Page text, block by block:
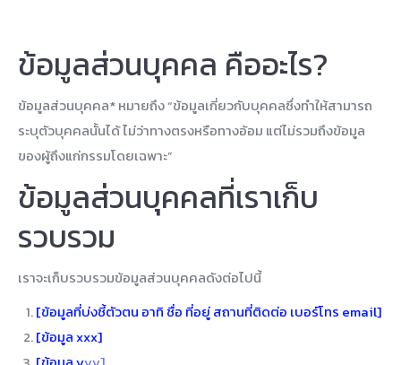
ข้อมูลส่วนบุคคล คืออะไร?
ข้อมูลส่วนบุคคล* หมายถึง “ข้อมูลเกี่ยวกับบุคคลซึ่งทำให้สามารถ
ระบุตัวบุคคลนั้นได้ ไม่ว่าทางตรงหรือทางอ้อม แต่ไม่รวมถึงข้อมูล
ของผู้ถึงแก่กรรมโดยเฉพาะ”
ข้อมูลส่วนบุคคลที่เราเก็บ
รวบรวม
เราจะเก็บรวบรวมข้อมูลส่วนบุคคลดังต่อไปนี้
[ข้อมูลที่บ่งชี้ตัวตน อาทิ ชื่อ ที่อยู่ สถานที่ติดต่อ เบอร์โทร email]
[ข้อมูล xxx]